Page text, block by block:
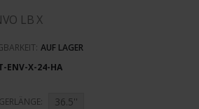
LB X
AUF LAGER
ENV-X-24-HA
36.5''